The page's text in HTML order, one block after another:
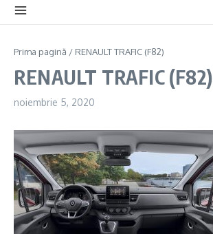
Prima pagină / RENAULT TRAFIC (F82)
RENAULT TRAFIC (F82)
noiembrie 5, 2020